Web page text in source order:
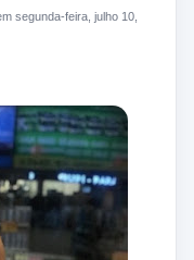
segunda-feira, julho 10,